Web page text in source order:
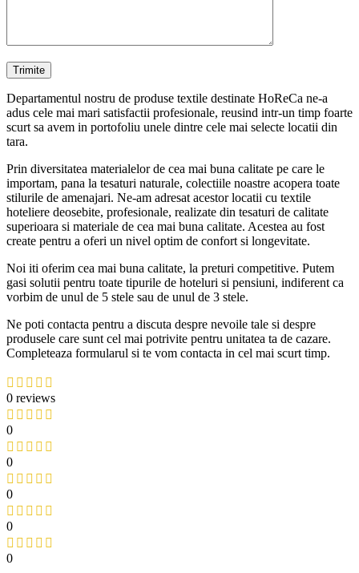
Departamentul nostru de produse textile destinate HoReCa ne-a
adus cele mai mari satisfactii profesionale, reusind intr-un timp foarte
scurt sa avem in portofoliu unele dintre cele mai selecte locatii din
tara.
Prin diversitatea materialelor de cea mai buna calitate pe care le
importam, pana la tesaturi naturale, colectiile noastre acopera toate
stilurile de amenajari. Ne-am adresat acestor locatii cu textile
hoteliere deosebite, profesionale, realizate din tesaturi de calitate
superioara si materiale de cea mai buna calitate. Acestea au fost
create pentru a oferi un nivel optim de confort si longevitate.
Noi iti oferim cea mai buna calitate, la preturi competitive. Putem
gasi solutii pentru toate tipurile de hoteluri si pensiuni, indiferent ca
vorbim de unul de 5 stele sau de unul de 3 stele.
Ne poti contacta pentru a discuta despre nevoile tale si despre
produsele care sunt cel mai potrivite pentru unitatea ta de cazare.
Completeaza formularul si te vom contacta in cel mai scurt timp.
0 reviews
0
0
0
0
0